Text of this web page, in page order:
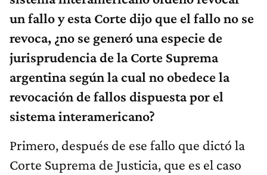
un fallo y esta Corte dijo que el fallo no se
revoca, ¿no se generó una especie de
jurisprudencia de la Corte Suprema
argentina según la cual no obedece la
revocación de fallos dispuesta por el
sistema interamericano?
Primero, después de ese fallo que dictó la
Corte Suprema de Justicia, que es el caso